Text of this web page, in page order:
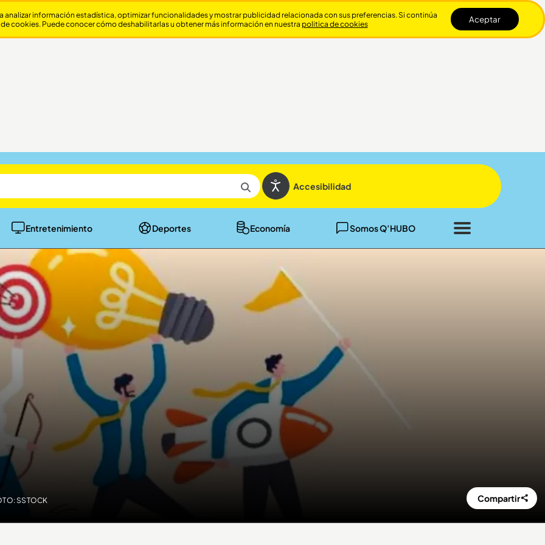
Accesibilidad
Entretenimiento Deportes Economía Somos Q’HUBO
Cerrar
SSTOCK Compartir
información estadística, optimizar funcionalidades y mostrar publicidad relacionada con sus preferencias. Si continúa
cookies. Puede conocer cómo deshabilitarlas u obtener más información en nuestra politica de cookies Aceptar